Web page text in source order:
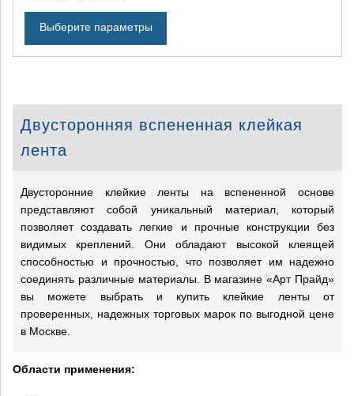
Выберите параметры
Двусторонняя вспененная клейкая
лента
Двусторонние клейкие ленты на вспененной основе
представляют собой уникальный материал, который
позволяет создавать легкие и прочные конструкции без
видимых креплений. Они обладают высокой клеящей
способностью и прочностью, что позволяет им надежно
соединять различные материалы. В магазине «Арт Прайд»
вы можете выбрать и купить клейкие ленты от
проверенных, надежных торговых марок по выгодной цене
в Москве.
Области применения: